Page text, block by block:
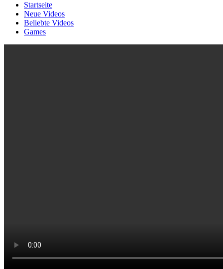
Startseite
Neue Videos
Beliebte Videos
Games